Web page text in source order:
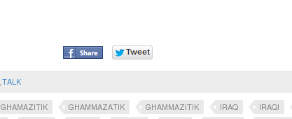
TALK
GHAMAZITIK GHAMMAZATIK GHAMMAZITIK IRAQ IRAQI